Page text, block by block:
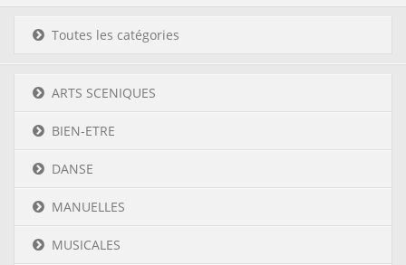
Toutes les catégories
ARTS SCENIQUES
BIEN-ETRE
DANSE
MANUELLES
MUSICALES